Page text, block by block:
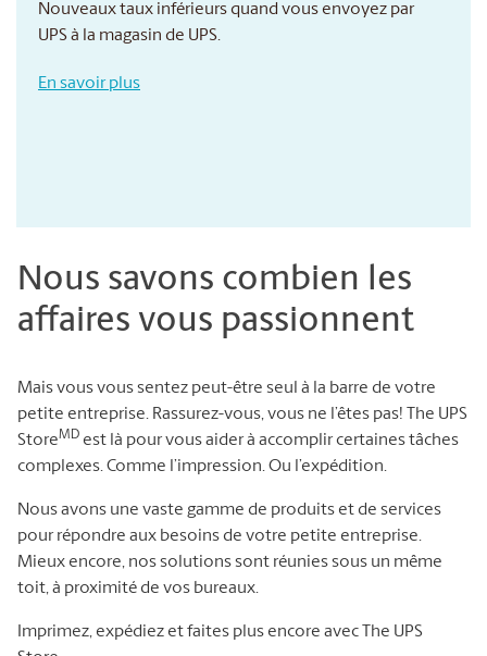
Nouveaux taux inférieurs quand vous envoyez par
UPS à la magasin de UPS.
En savoir plus
Nous savons combien les
affaires vous passionnent
Mais vous vous sentez peut-être seul à la barre de votre
petite entreprise. Rassurez-vous, vous ne l’êtes pas! The UPS
StoreMD est là pour vous aider à accomplir certaines tâches
complexes. Comme l’impression. Ou l’expédition.
Nous avons une vaste gamme de produits et de services
pour répondre aux besoins de votre petite entreprise.
Mieux encore, nos solutions sont réunies sous un même
toit, à proximité de vos bureaux.
Imprimez, expédiez et faites plus encore avec The UPS